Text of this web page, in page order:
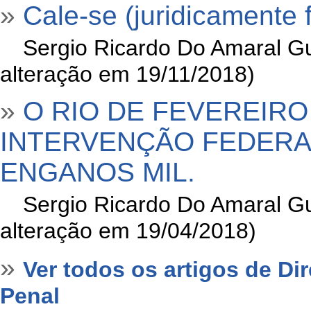
» Cale-se (juridicamente
Sergio Ricardo Do Amaral
alteração em 19/11/2018)
» O RIO DE
INTERVENÇÃO
ENGANOS MIL.
Sergio Ricardo Do Amaral
alteração em 19/04/2018)
» Ver todos os artigos de
Penal